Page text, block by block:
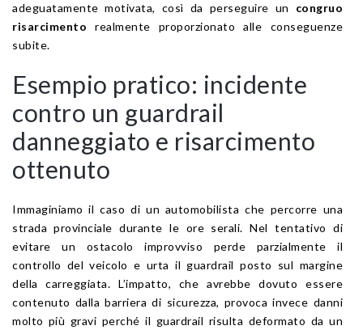
adeguatamente motivata, così da perseguire un congruo
risarcimento realmente proporzionato alle conseguenze
subite.
Esempio pratico: incidente
contro un guardrail
danneggiato e risarcimento
ottenuto
Immaginiamo il caso di un automobilista che percorre una
strada provinciale durante le ore serali. Nel tentativo di
evitare un ostacolo improvviso perde parzialmente il
controllo del veicolo e urta il guardrail posto sul margine
della carreggiata. L’impatto, che avrebbe dovuto essere
contenuto dalla barriera di sicurezza, provoca invece danni
molto più gravi perché il guardrail risulta deformato da un